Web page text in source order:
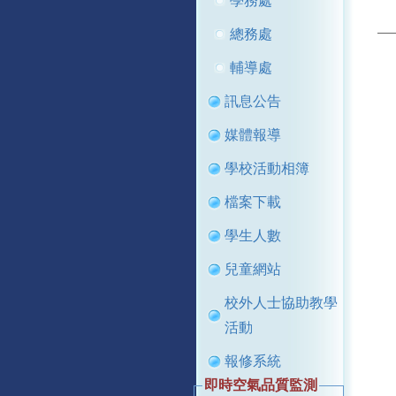
總務處
輔導處
訊息公告
媒體報導
學校活動相簿
檔案下載
學生人數
兒童網站
校外人士協助教學
活動
報修系統
即時空氣品質監測